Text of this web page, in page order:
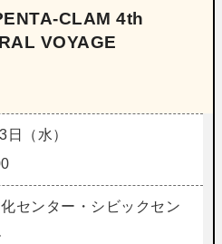
4th
VOYAGE
（水）
センター・シビックセン